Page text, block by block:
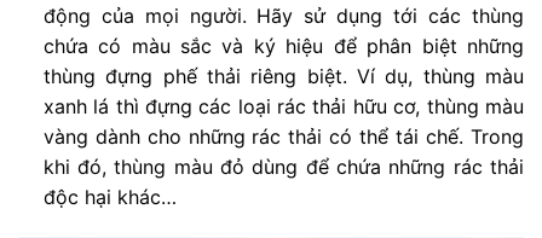
động của mọi người. Hãy sử dụng tới các thùng
chứa có màu sắc và ký hiệu để phân biệt những
thùng đựng phế thải riêng biệt. Ví dụ, thùng màu
xanh lá thì đựng các loại rác thải hữu cơ, thùng màu
vàng dành cho những rác thải có thể tái chế. Trong
khi đó, thùng màu đỏ dùng để chứa những rác thải
độc hại khác…